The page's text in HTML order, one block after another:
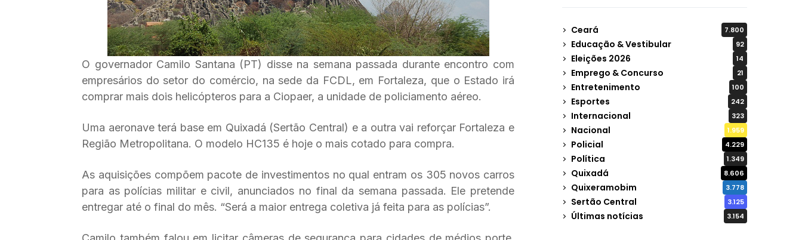
O governador Camilo Santana (PT) disse na semana passada durante encontro com
empresários do setor do comércio, na sede da FCDL, em Fortaleza, que o Estado irá
comprar mais dois helicópteros para a Ciopaer, a unidade de policiamento aéreo.
Uma aeronave terá base em Quixadá (Sertão Central) e a outra vai reforçar Fortaleza e
Região Metropolitana. O modelo HC135 é hoje o mais cotado para compra.
As aquisições compõem pacote de investimentos no qual entram os 305 novos carros
para as polícias militar e civil, anunciados no final da semana passada. Ele pretende
entregar até o final do mês. “Será a maior entrega coletiva já feita para as polícias”.
Ceará 7.800
Educação & Vestibular 92
Eleições 2026 14
Emprego & Concurso 21
Entretenimento 100
Esportes 242
Internacional 323
Nacional 1.959
Policial 4.229
Política 1.349
Quixadá 8.606
Quixeramobim 3.778
Sertão Central 3.125
Últimas notícias 3.154